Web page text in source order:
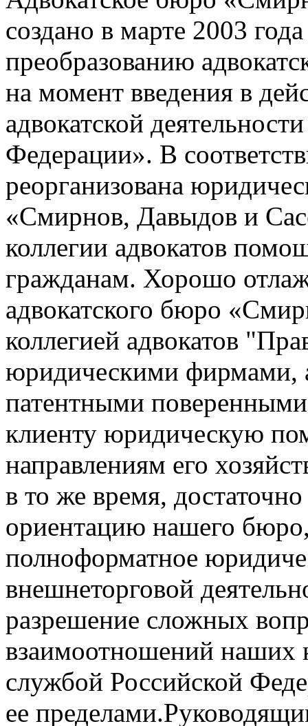
создано в марте 2003
преобразованию
на момент введения в
адвокатской
Федерации». В
реорганизована
«Смирнов, Давыдов и
коллегии адвокатов
гражданам. Хорошо
адвокатского бюро
коллегией адвокатов
юридическими фирмами,
патентными поверенными
клиенту юридическую
направлениям его
в то же время,
ориентацию нашего
полноформатное
внешнеторговой
разрешение сложных
взаимоотношений наших
службой Российской
ее